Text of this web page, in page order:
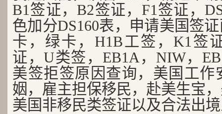
B1签证，B2签证，F1签证，
色加分DS160表，申请美国签
卡，绿卡，H1B工签，K1签
证，U类签，EB1A，NIW，
美签拒签原因查询，美国工作
姻，雇主担保移民，赴美生宝
美国非移民类签证以及合法出